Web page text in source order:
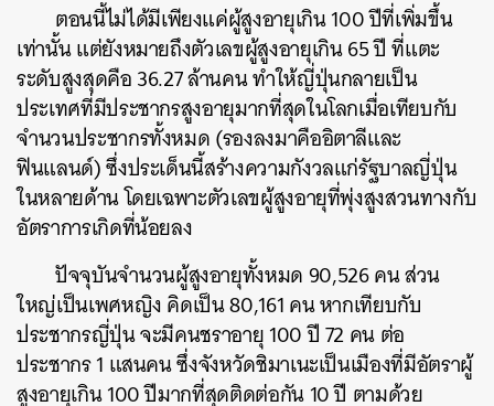
ตอนนี้ไม่ได้มีเพียงแค่ผู้สูงอายุเกิน 100 ปีที่เพิ่มขึ้น
เท่านั้น แต่ยังหมายถึงตัวเลขผู้สูงอายุเกิน 65 ปี ที่แตะ
ระดับสูงสุดคือ 36.27 ล้านคน ทำให้ญี่ปุ่นกลายเป็น
ประเทศที่มีประชากรสูงอายุมากที่สุดในโลกเมื่อเทียบกับ
จำนวนประชากรทั้งหมด (รองลงมาคืออิตาลีและ
ฟินแลนด์) ซึ่งประเด็นนี้สร้างความกังวลแก่รัฐบาลญี่ปุ่น
ในหลายด้าน โดยเฉพาะตัวเลขผู้สูงอายุที่พุ่งสูงสวนทางกับ
อัตราการเกิดที่น้อยลง
ปัจจุบันจำนวนผู้สูงอายุทั้งหมด 90,526 คน ส่วน
ใหญ่เป็นเพศหญิง คิดเป็น 80,161 คน หากเทียบกับ
ประชากรญี่ปุ่น จะมีคนชราอายุ 100 ปี 72 คน ต่อ
ประชากร 1 แสนคน ซึ่งจังหวัดชิมาเนะเป็นเมืองที่มีอัตราผู้
สูงอายุเกิน 100 ปีมากที่สุดติดต่อกัน 10 ปี ตามด้วย